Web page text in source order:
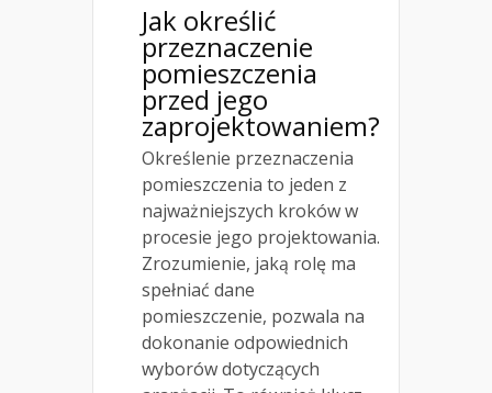
Jak określić
przeznaczenie
pomieszczenia
przed jego
zaprojektowaniem?
Określenie przeznaczenia
pomieszczenia to jeden z
najważniejszych kroków w
procesie jego projektowania.
Zrozumienie, jaką rolę ma
spełniać dane
pomieszczenie, pozwala na
dokonanie odpowiednich
wyborów dotyczących